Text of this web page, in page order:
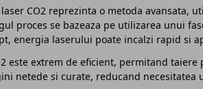
CO2 reprezinta o metoda avansata,
proces se bazeaza pe utilizarea unui
energia laserului poate incalzi rapid si
este extrem de eficient, permitand
netede si curate, reducand necesitatea